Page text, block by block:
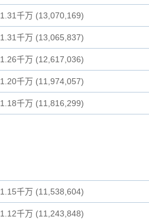
1.31千万 (13,070,169)
1.31千万 (13,065,837)
1.26千万 (12,617,036)
1.20千万 (11,974,057)
1.18千万 (11,816,299)
1.15千万 (11,538,604)
1.12千万 (11,243,848)